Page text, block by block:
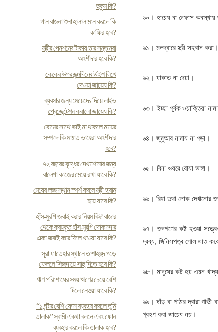
হুকুম কি?
গান বাজনা শুনা হালাল মনে করলে কি
কাফির হবে?
স্ত্রীর পেনশনের টাকায় তার সন্তানরা
অংশীদার হবে কি?
কেকের উপর জন্মদিনের উইশ লিখে
দেওয়া জায়েয কি?
ব্যবসার জন্য মেয়েদের দিয়ে লাইভ
প্রেজেন্টেশন করানো জায়েয কি?
বোনের সাথে ভাই না থাকলে মায়ের
সম্পদে কি মামাত ভায়েরা অংশীদার
হবে?
৭২ বছরের বৃদ্ধের দেখাশোনার জন্য
বালেগা কাজের মেয়ে রাখা যাবে কি?
মেয়ের লজ্জাস্থান স্পর্শ করলে স্ত্রী হারাম
হয়ে যাবে কি?
হাঁস-মুরগি জবাই করার নিয়ম কি? বাজার
থেকে ক্রয়কৃত হাঁস-মুরগি দোকানদার
একা জবাই করে দিলে খাওয়া যাবে কি?
সূরা ফাতেহার স্থানে তাশাহহুদ পড়ে
ফেললে সিজদায়ে সাহু দিতে হবে কি?
ঋণ পরিশোধের সময় ঋণের চেয়ে বেশি
দিলে নেওয়া যাবে কি?
“১ ঘন্টার বেশি ফোন ব্যবহার করলে তুমি
তালাক” স্বামী একথা বললে এবং ফোন
ব্যবহার করলে কি তালাক হবে?
৬০। হায়েয বা নেফাস অবস্থায়
৬১। মলদ্বারে স্ত্রী সহবাস করা।
৬২। যাকাত না দেয়া।
৬৩। ইচ্ছা পূর্বক ওয়াক্তিয়া
৬৪। জুমুআর নামায না পড়া।
৬৫। বিনা ওযরে রোযা ভাঙ্গা।
৬৬। রিয়া তথা লোক দেখানোর
৬৭। জনগণের কষ্ট হওয়া
দ্রব্য, জিনিসপত্র গোলাজাত
৬৮। মানুষের কষ্ট হয় এমন
৬৯। ষাঁড় বা পাঠার দ্বারা গাভী
গ্রহণ করা জায়েয নয়।